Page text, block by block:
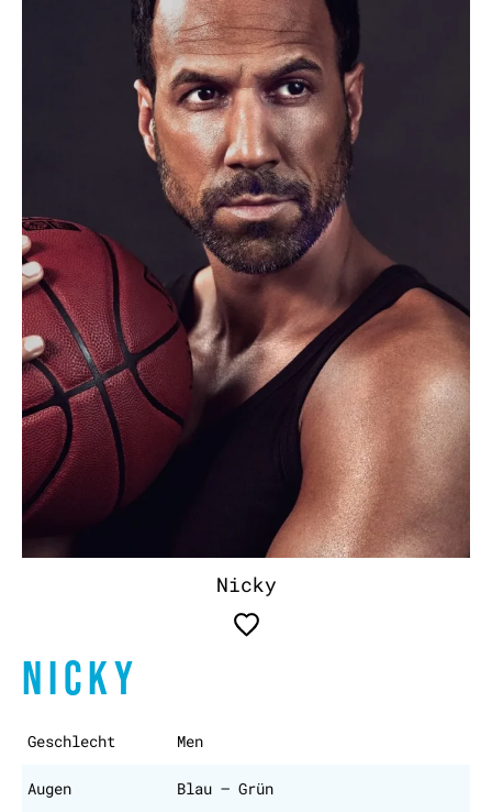
Nicky
NICKY
Geschlecht Men
Augen Blau – Grün